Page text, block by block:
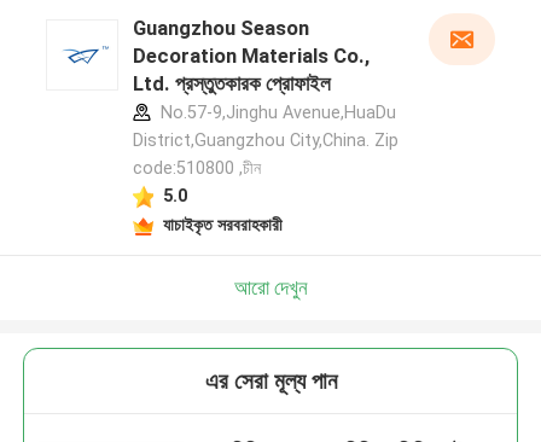
Guangzhou Season
Decoration Materials Co.,
Ltd. প্রস্তুতকারক প্রোফাইল
No.57-9,Jinghu Avenue,HuaDu
District,Guangzhou City,China. Zip
code:510800 ,চীন
5.0
যাচাইকৃত সরবরাহকারী
আরো দেখুন
এর সেরা মূল্য পান